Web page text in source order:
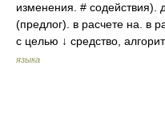
изменения. # содействия).
(предлог). в расчете на. в
с целью ↓ средство,
языка